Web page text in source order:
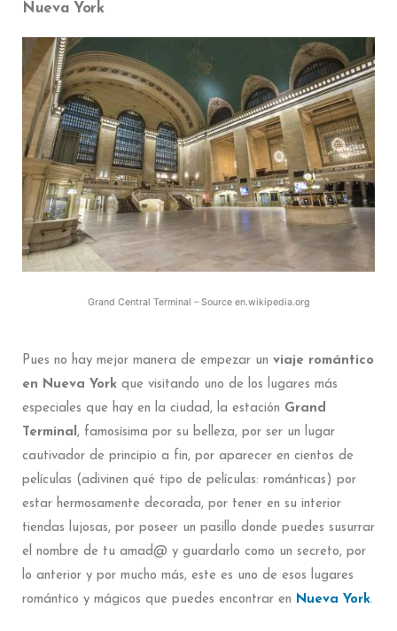
Nueva York
Grand Central Terminal – Source en.wikipedia.org
Pues no hay mejor manera de empezar un viaje romántico
en Nueva York que visitando uno de los lugares más
especiales que hay en la ciudad, la estación Grand
Terminal, famosísima por su belleza, por ser un lugar
cautivador de principio a fin, por aparecer en cientos de
películas (adivinen qué tipo de películas: románticas) por
estar hermosamente decorada, por tener en su interior
tiendas lujosas, por poseer un pasillo donde puedes susurrar
el nombre de tu amad@ y guardarlo como un secreto, por
lo anterior y por mucho más, este es uno de esos lugares
romántico y mágicos que puedes encontrar en Nueva York.